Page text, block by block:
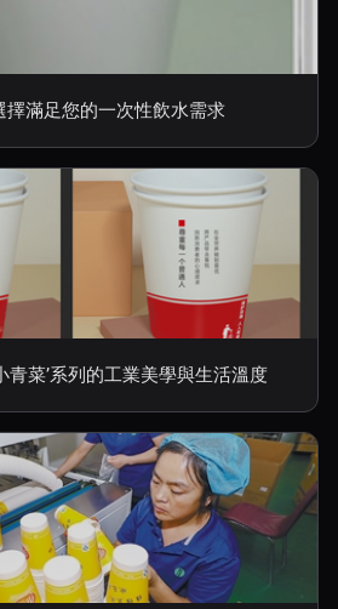
擇滿足您的一次性飲水需求
青菜’系列的工業美學與生活溫度